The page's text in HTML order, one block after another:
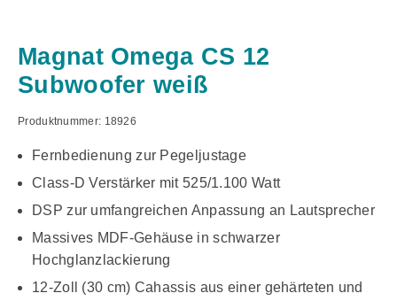
Magnat Omega CS 12
Subwoofer weiß
Produktnummer: 18926
Fernbedienung zur Pegeljustage
Class-D Verstärker mit 525/1.100 Watt
DSP zur umfangreichen Anpassung an Lautsprecher
Massives MDF-Gehäuse in schwarzer
Hochglanzlackierung
12-Zoll (30 cm) Cahassis aus einer gehärteten und